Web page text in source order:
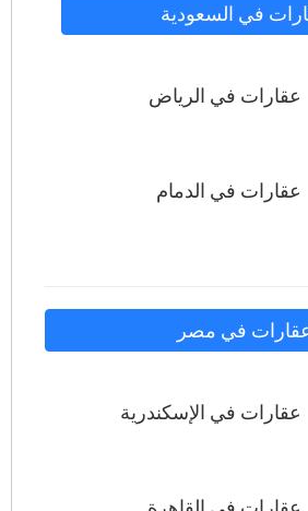
في السعودية
عقارات في الرياض
عقارات في الدمام
في مصر
عقارات في الإسكندرية